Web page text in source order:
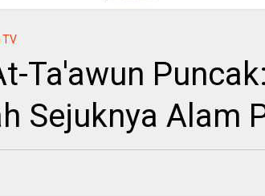
TV
Ta'awun
Sejuknya Alam